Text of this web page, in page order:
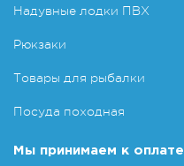
Надувные лодки ПВХ
Рюкзаки
Товары для рыбалки
Посуда походная
Мы принимаем к оплате